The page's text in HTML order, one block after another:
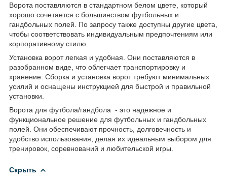
Ворота поставляются в стандартном белом цвете, который
хорошо сочетается с большинством футбольных и
гандбольных полей. По запросу также доступны другие цвета,
чтобы соответствовать индивидуальным предпочтениям или
корпоративному стилю.
Установка ворот легкая и удобная. Они поставляются в
разобранном виде, что облегчает транспортировку и
хранение. Сборка и установка ворот требуют минимальных
усилий и оснащены инструкцией для быстрой и правильной
установки.
Ворота для футбола/гандбола - это надежное и
функциональное решение для футбольных и гандбольных
полей. Они обеспечивают прочность, долговечность и
удобство использования, делая их идеальным выбором для
тренировок, соревнований и любительской игры.
Скрыть